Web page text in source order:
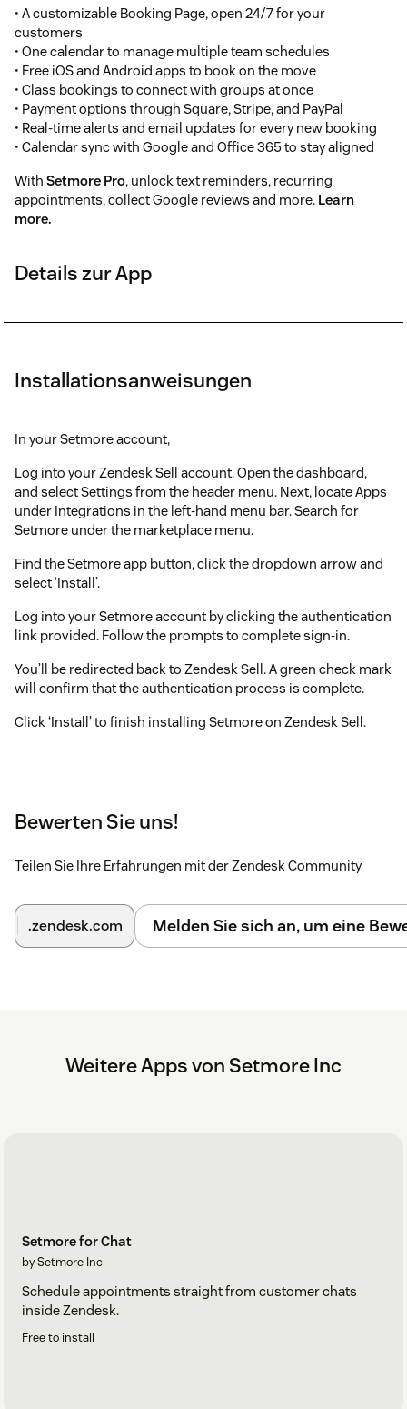
• A customizable Booking Page, open 24/7 for your
customers
• One calendar to manage multiple team schedules
• Free iOS and Android apps to book on the move
• Class bookings to connect with groups at once
• Payment options through Square, Stripe, and PayPal
• Real-time alerts and email updates for every new booking
• Calendar sync with Google and Office 365 to stay aligned
With Setmore Pro, unlock text reminders, recurring
appointments, collect Google reviews and more. Learn
more.
Details zur App
Installationsanweisungen
In your Setmore account,
Log into your Zendesk Sell account. Open the dashboard,
and select Settings from the header menu. Next, locate Apps
under Integrations in the left-hand menu bar. Search for
Setmore under the marketplace menu.
Find the Setmore app button, click the dropdown arrow and
select ‘Install’.
Log into your Setmore account by clicking the authentication
link provided. Follow the prompts to complete sign-in.
You’ll be redirected back to Zendesk Sell. A green check mark
will confirm that the authentication process is complete.
Click ‘Install’ to finish installing Setmore on Zendesk Sell.
Bewerten Sie uns!
Teilen Sie Ihre Erfahrungen mit der Zendesk Community
.zendesk.com Melden Sie sich an, um eine
Weitere Apps von Setmore Inc
Setmore for Chat
by Setmore Inc
Schedule appointments straight from customer chats
inside Zendesk.
Free to install